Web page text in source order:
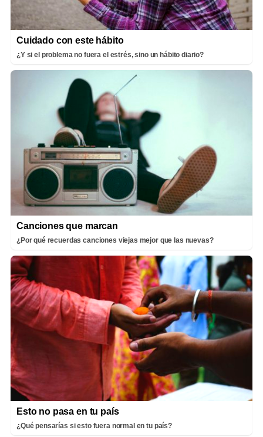
Cuidado con este hábito
¿Y si el problema no fuera el estrés, sino un hábito diario?
Canciones que marcan
¿Por qué recuerdas canciones viejas mejor que las nuevas?
Esto no pasa en tu país
¿Qué pensarías si esto fuera normal en tu país?